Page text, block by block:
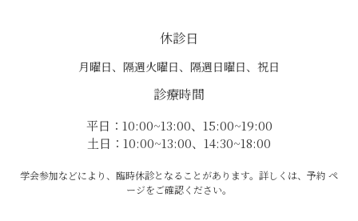
休診日
月曜日、隔週火曜日、隔週日曜日、祝日
診療時間
平日：10:00~13:00、15:00~19:00
土日：10:00~13:00、14:30~18:00
学会参加などにより、臨時休診となることがあります。詳しくは、予約 ペ
ージをご確認ください。